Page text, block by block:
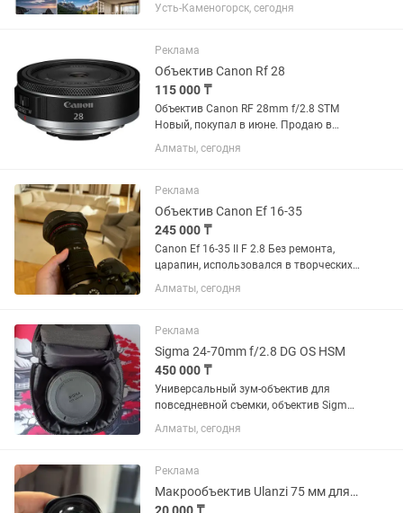
Отличное состояние, стекла чистые,
стабилизация работают идеально....
Усть-Каменогорск, сегодня
Реклама
Объектив Canon Rf 28
115 000 ₸
Объектив Canon RF 28mm f/2.8 STM
Новый, покупал в июне. Продаю в
связи ненадобностью.
Алматы, сегодня
Реклама
Объектив Canon Ef 16-35
245 000 ₸
Canon Ef 16-35 II F 2.8 Без ремонта,
царапин, использовался в творческих
целях, в банкетах не был. Состояние
10/10. Торг минимальный. Продаю так
Алматы, сегодня
Реклама
Sigma 24-70mm f/2.8 DG OS HSM
450 000 ₸
Универсальный зум-объектив для
повседневной съемки, объектив Sigma
24-70mm f/2.8 DG OS HSM с креплением
Canon EF охватывает полезный
широкоугольного до портретного,...
Алматы, сегодня
Реклама
Макрообъектив Ulanzi 75 мм для смартфона